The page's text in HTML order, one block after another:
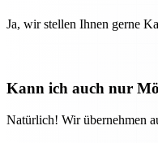
Ja, wir stellen Ihnen gerne
Kann ich auch nur
Natürlich! Wir übernehmen